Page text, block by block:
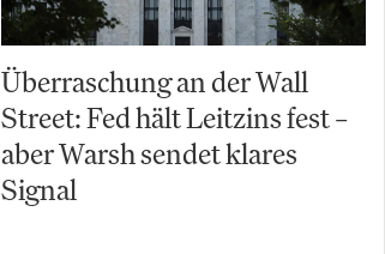
Überraschung an der Wall
Street: Fed hält Leitzins fest –
aber Warsh sendet klares
Signal